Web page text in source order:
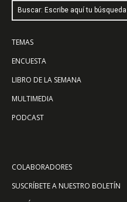
Buscar: Escribe aquí tu búsqueda
TEMAS
ENCUESTA
LIBRO DE LA SEMANA
MULTIMEDIA
PODCAST
COLABORADORES
SUSCRÍBETE A NUESTRO BOLETÍN